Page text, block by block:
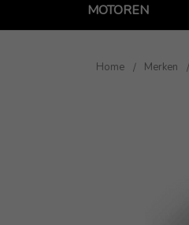
MOTOREN
Home Merken